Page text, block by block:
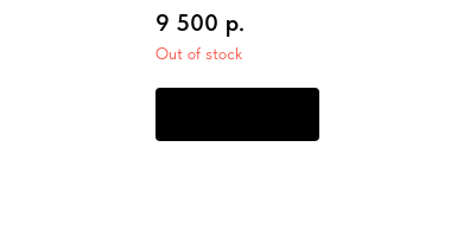
9 500 р.
Out of stock